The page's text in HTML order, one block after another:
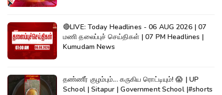
🔴LIVE: Today Headlines - 06 AUG 2026 | 07
மணி தலைப்புச் செய்திகள் | 07 PM Headlines |
Kumudam News
தண்ணீர் குழம்பும்... கருகிய ரொட்டியும்! 😱 | UP
School | Sitapur | Government School |#shorts